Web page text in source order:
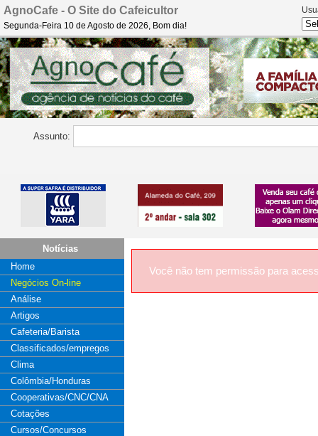
AgnoCafe - O Site do Cafeicultor
Segunda-Feira 10 de Agosto de 2026, Bom dia!
Assunto:
Notícias
Home
Negócios On-line
Análise
Artigos
Cafeteria/Barista
Classificados/empregos
Clima
Colômbia/Honduras
Cooperativas/CNC/CNA
Cotações
Cursos/Concursos
Você não tem permissão para